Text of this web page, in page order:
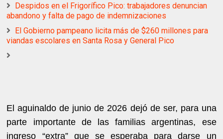
Despidos en el Frigorífico Pico: trabajadores denuncian
abandono y falta de pago de indemnizaciones
El Gobierno pampeano licita más de $260 millones para
viandas escolares en Santa Rosa y General Pico
El aguinaldo de junio de 2026 dejó de ser, para una
parte importante de las familias argentinas, ese
ingreso “extra” que se esperaba para darse un